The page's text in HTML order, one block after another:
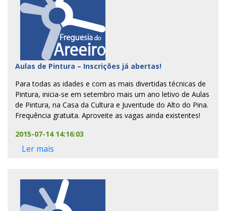
Aulas de Pintura – Inscrições já abertas!
Para todas as idades e com as mais divertidas técnicas de
Pintura, inicia-se em setembro mais um ano letivo de Aulas
de Pintura, na Casa da Cultura e Juventude do Alto do Pina.
Frequência gratuita. Aproveite as vagas ainda existentes!
2015-07-14 14:16:03
Ler mais